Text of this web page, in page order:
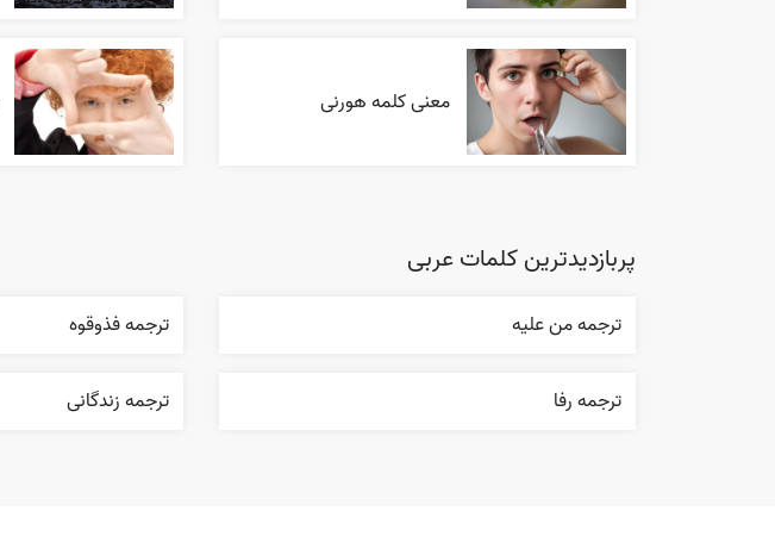
معنی کلمه هورنی
پربازدیدترین کلمات عربی
ترجمه من عليه ترجمه فذوقوه
ترجمه رفا ترجمه زندگانی